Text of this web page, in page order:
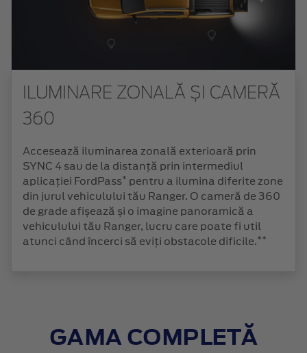
ILUMINARE ZONALĂ ȘI CAMERĂ
360
Accesează iluminarea zonală exterioară prin
SYNC 4 sau de la distanță prin intermediul
aplicației FordPass* pentru a ilumina diferite zone
din jurul vehiculului tău Ranger. O cameră de 360
de grade afișează și o imagine panoramică a
vehiculului tău Ranger, lucru care poate fi util
atunci când încerci să eviți obstacole dificile.**
GAMA COMPLETĂ